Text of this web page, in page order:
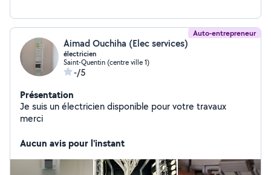
Auto-entrepreneur
Aimad Ouchiha (Elec services)
électricien
Saint-Quentin (centre ville 1)
-/5
Présentation
Je suis un électricien disponible pour votre travaux
merci
Aucun avis pour l'instant